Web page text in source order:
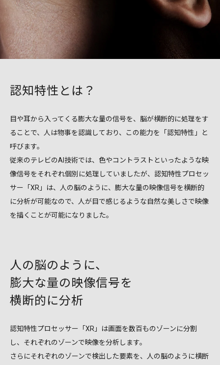
認知特性とは？
目や耳から入ってくる膨大な量の信号を、脳が横断的に処理をす
ることで、
人は物事を認識しており、この能力を「認知特性」と
呼びます。
従来のテレビのAI技術では、色やコントラストといったような映
像信号をそれぞれ個別に処理していましたが、認知特性プロセッ
サー「XR」は、
人の脳のように、膨大な量の映像信号を横断的
に分析が可能なので、
人が目で感じるような自然な美しさで映像
を描くことが可能になりました。
人の脳のように、
膨大な量の映像信号を
横断的に分析
認知特性プロセッサー「XR」は画面を数百ものゾーンに分割
し、それぞれのゾーンで映像を分析します。
さらにそれぞれのゾーンで検出した要素を、人の脳のように横断